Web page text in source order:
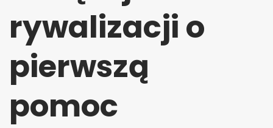
rywalizacji o
pierwszą
pomoc